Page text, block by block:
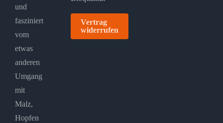
und
fasziniert
vom
etwas
anderen
Umgang
mit
Malz,
Hopfen
Vertrag
widerrufen